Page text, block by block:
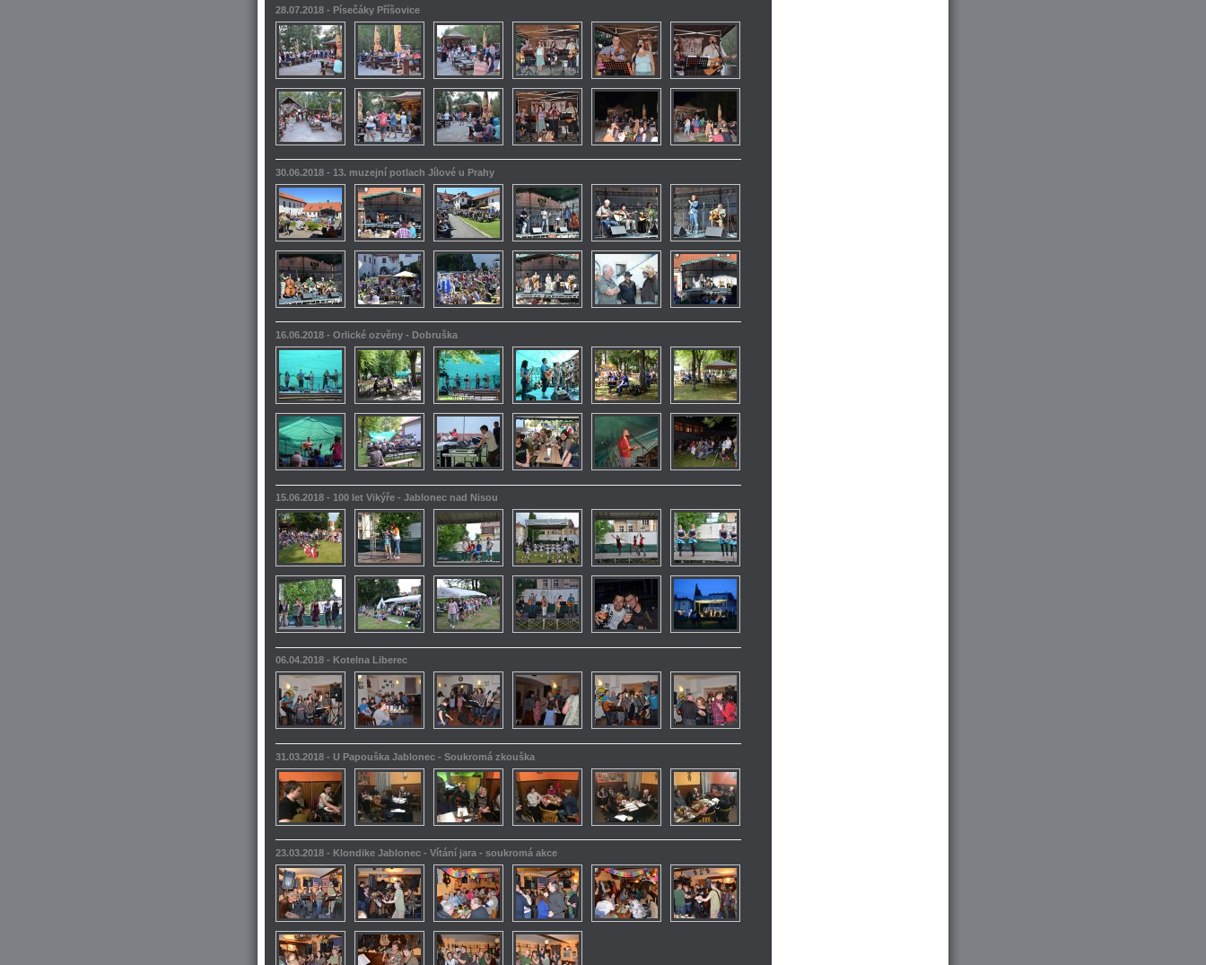
28.07.2018 - Písečáky Příšovice
30.06.2018 - 13. muzejní potlach Jílové u Prahy
16.06.2018 - Orlické ozvěny - Dobruška
15.06.2018 - 100 let Vikýře - Jablonec nad Nisou
06.04.2018 - Kotelna Liberec
31.03.2018 - U Papouška Jablonec - Soukromá zkouška
23.03.2018 - Klondike Jablonec - Vítání jara - soukromá akce